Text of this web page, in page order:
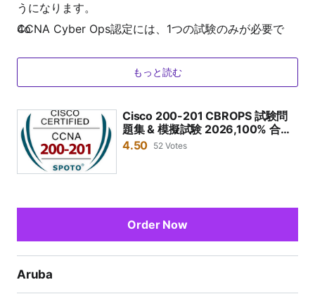
うになります。
CCNA Cyber Ops認定には、1つの試験のみが必要で
200-201 CBROPS（Ciscoサイバーセキュリティオペレ
キュリティの概念、セキュリティモニタリングと分析、
ホストベースの分析、ネットワーク侵入分析に関する知
識をテストします。CCNA Cyber Ops認定は、ネット
ワークセキュリティ専門家向けに設計されたCiscoの認
ク脅威を管理するために必要なスキルを検証します。
CCNA Cyber Ops試験200-201は、CCNA Cyber Ops
の主要な認定試験です。この試験では、以下の分野での
知識とスキルがテストされます。
4o
もっと読む
Cisco 200-201 CBROPS 試験問
題集 & 模擬試験 2026,100% 合格
を保証
4.50 52 Votes
Order Now
Aruba